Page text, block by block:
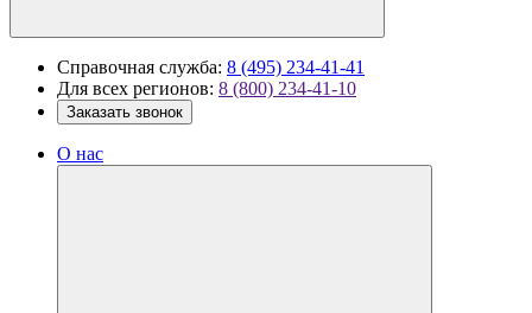
Справочная служба: 8 (495) 234-41-41
Для всех регионов: 8 (800) 234-41-10
Заказать звонок
О нас